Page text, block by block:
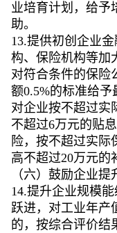
业培育计划，给予
助。
13.提供初创企业
构、保险机构等加
对符合条件的保险
额0.5%的标准给予
对企业按不超过实
不超过6万元的贴
险，按不超过实际
高不超过20万元的
（六）鼓励企业提
14.提升企业规模
跃进，对工业年产
的，按综合评价结